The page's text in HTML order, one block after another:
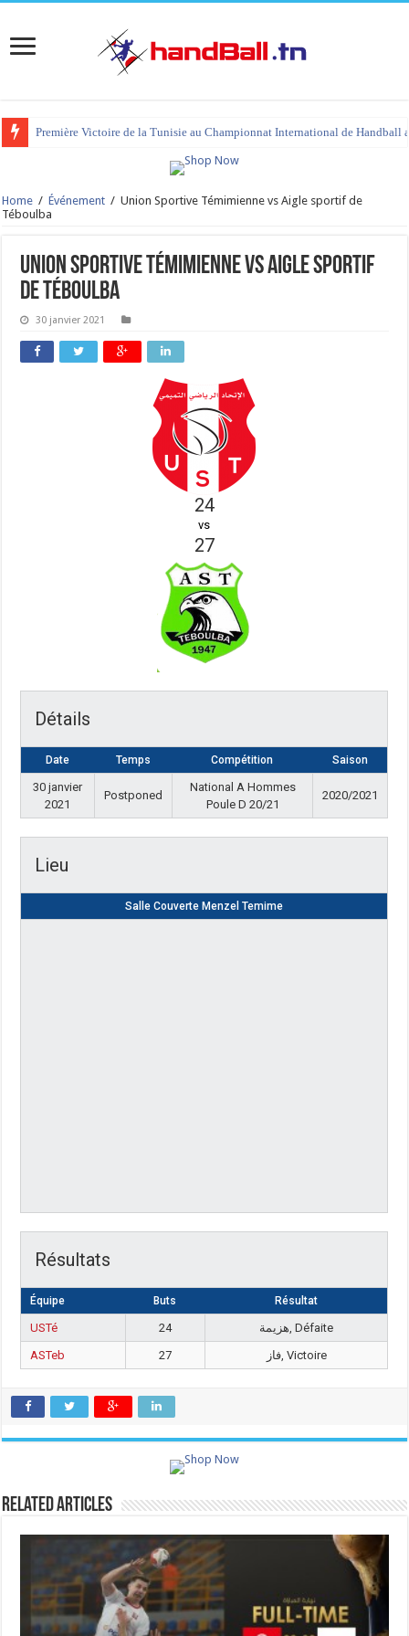
Première Victoire de la Tunisie au Championnat International de Handball
Home / Événement / Union Sportive Témimienne vs Aigle sportif de
Téboulba
Union Sportive Témimienne vs Aigle sportif
de Téboulba
30 janvier 2021
24
vs
27
Détails
Date Temps Compétition Saison
30 janvier
2021
Postponed
National A Hommes
Poule D 20/21
2020/2021
Lieu
Salle Couverte Menzel Temime
Résultats
Équipe Buts Résultat
USTé 24
هزيمة, Défaite
ASTeb
27 فاز, Victoire
Related Articles